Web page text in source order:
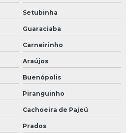
Setubinha
Guaraciaba
Carneirinho
Araújos
Buenópolis
Piranguinho
Cachoeira de Pajeú
Prados